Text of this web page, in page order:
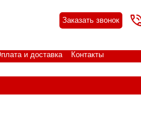
Заказать звонок
и доставка Контакты